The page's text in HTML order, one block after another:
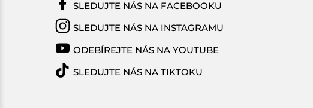
SLEDUJTE NÁS NA FACEBOOKU
SLEDUJTE NÁS NA INSTAGRAMU
ODEBÍREJTE NÁS NA YOUTUBE
SLEDUJTE NÁS NA TIKTOKU